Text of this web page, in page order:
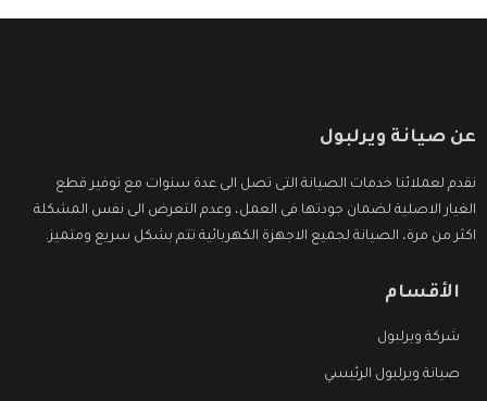
عن صيانة ويرلبول
نقدم لعملائنا خدمات الصيانة التى تصل الى عدة سنوات مع توفير قطع
الغيار الاصلية لضمان جودتها فى العمل، وعدم التعرض الى نفس المشكلة
اكثر من مرة، الصيانة لجميع الاجهزة الكهربائية تتم بشكل سريع ومتميز.
الأقسام
شركة ويرلبول
صيانة ويرلبول الرئيسي